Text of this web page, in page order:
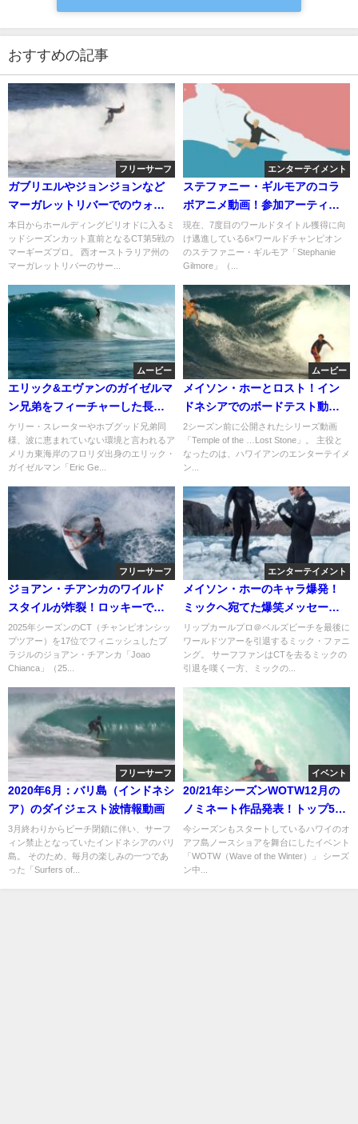
おすすめの記事
フリーサーフ
ガブリエルやジョンジョンなど
マーガレットリバーでのウォー
ムアップサーフ動画
本日からホールディングピリオドに入るミ
ッドシーズンカット直前となるCT第5戦の
マーギーズプロ。 西オーストラリア州の
マーガレットリバーのサー...
エンターテイメント
ステファニー・ギルモアのコラ
ボアニメ動画！参加アーティス
トは・・・
現在、7度目のワールドタイトル獲得に向
け邁進している6×ワールドチャンピオン
のステファニー・ギルモア「Stephanie
Gilmore」（...
ムービー
エリック&エヴァンのガイゼルマ
ン兄弟をフィーチャーした長編
サーフムービー
ケリー・スレーターやホブグッド兄弟同
様、波に恵まれていない環境と言われるア
メリカ東海岸のフロリダ出身のエリック・
ガイゼルマン「Eric Ge...
ムービー
メイソン・ホーとロスト！イン
ドネシアでのボードテスト動画
が長編に
2シーズン前に公開されたシリーズ動画
「Temple of the …Lost Stone」。 主役と
なったのは、ハワイアンのエンターテイメ
ン...
フリーサーフ
ジョアン・チアンカのワイルド
スタイルが炸裂！ロッキーでの
フリーサーフ動画
2025年シーズンのCT（チャンピオンシッ
プツアー）を17位でフィニッシュしたブ
ラジルのジョアン・チアンカ「Joao
Chianca」（25...
エンターテイメント
メイソン・ホーのキャラ爆発！
ミックへ宛てた爆笑メッセージ
動画
リップカールプロ＠ベルズビーチを最後に
ワールドツアーを引退するミック・ファニ
ング。 サーフファンはCTを去るミックの
引退を嘆く一方、ミックの...
フリーサーフ
2020年6月：バリ島（インドネシ
ア）のダイジェスト波情報動画
3月終わりからビーチ閉鎖に伴い、サーフ
ィン禁止となっていたインドネシアのバリ
島。 そのため、毎月の楽しみの一つであ
った「Surfers of...
イベント
20/21年シーズンWOTW12月の
ノミネート作品発表！トップ5か
らトップ11へ
今シーズンもスタートしているハワイのオ
アフ島ノースショアを舞台にしたイベント
「WOTW（Wave of the Winter）」 シーズ
ン中...